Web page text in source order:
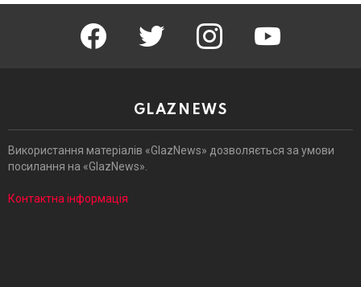
facebook twitter instagram
GLAZNEWS
Використання матеріалів «GlazNews» дозволяється за умови
посилання на «GlazNews».
Контактна інформація